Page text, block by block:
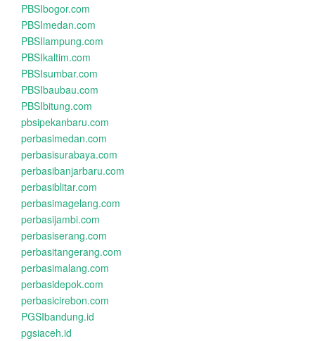
PBSIbogor.com
PBSImedan.com
PBSIlampung.com
PBSIkaltim.com
PBSIsumbar.com
PBSIbaubau.com
PBSIbitung.com
pbsipekanbaru.com
perbasimedan.com
perbasisurabaya.com
perbasibanjarbaru.com
perbasiblitar.com
perbasimagelang.com
perbasijambi.com
perbasiserang.com
perbasitangerang.com
perbasimalang.com
perbasidepok.com
perbasicirebon.com
PGSIbandung.id
pgsiaceh.id